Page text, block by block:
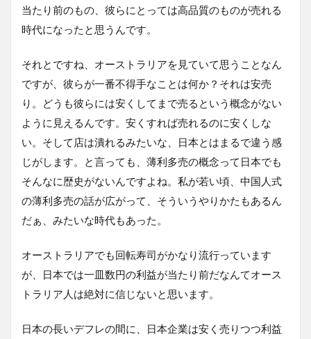
当たり前のもの、彼らにとっては高品質のものが売れる
時代になったと思うんです。
それとですね、オーストラリアを見ていて思うことなん
ですが、彼らが一番不得手なことは何か？それは安売
り。どうも彼らには安くしてまで売るという概念がない
ように見えるんです。安くすれば売れるのに安くしな
い。そして店は潰れるみたいな、日本とはまるで違う感
じがします。と言っても、薄利多売の概念って日本でも
そんなに歴史がないんですよね。私が若い頃、中国人式
の薄利多売の話が広がって、そういうやりかたもあるん
だぁ、みたいな時代もあった。
オーストラリアでも回転寿司がかなり流行っています
が、日本では一皿数円の利益が当たり前だなんてオース
トラリア人は絶対に信じないと思います。
日本の長いデフレの間に、日本企業は安く売りつつ利益